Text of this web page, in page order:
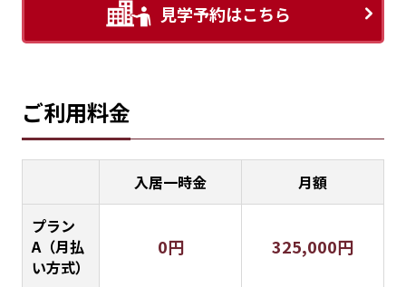
見学予約はこちら
ご利用料金
入居一時金
月額
プラン
A（月払
い方式）
0円 325,000円